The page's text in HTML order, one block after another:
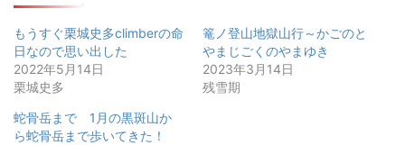
もうすぐ栗城史多climberの命
日なので思い出した
2022年5月14日
栗城史多
篭ノ登山地獄山行～かごのと
やまじごくのやまゆき
2023年3月14日
残雪期
蛇骨岳まで 1月の黒斑山か
ら蛇骨岳まで歩いてきた！